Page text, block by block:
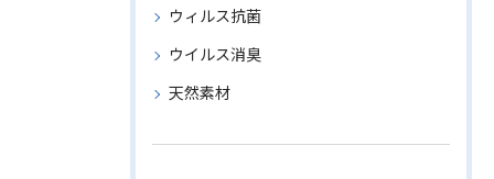
ウィルス抗菌
ウイルス消臭
天然素材